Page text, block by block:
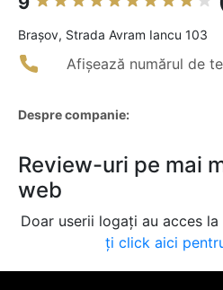
Braşov, Strada Avram Iancu 103
Afișează numărul de
Despre companie:
Review-uri pe mai
web
Doar userii logați au acces
ți click aici